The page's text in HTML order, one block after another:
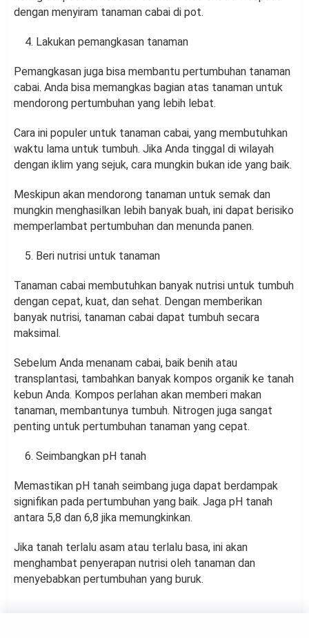
dengan menyiram tanaman cabai di pot.
Lakukan pemangkasan tanaman
Pemangkasan juga bisa membantu pertumbuhan tanaman
cabai. Anda bisa memangkas bagian atas tanaman untuk
mendorong pertumbuhan yang lebih lebat.
Cara ini populer untuk tanaman cabai, yang membutuhkan
waktu lama untuk tumbuh. Jika Anda tinggal di wilayah
dengan iklim yang sejuk, cara mungkin bukan ide yang baik.
Meskipun akan mendorong tanaman untuk semak dan
mungkin menghasilkan lebih banyak buah, ini dapat berisiko
memperlambat pertumbuhan dan menunda panen.
Beri nutrisi untuk tanaman
Tanaman cabai membutuhkan banyak nutrisi untuk tumbuh
dengan cepat, kuat, dan sehat. Dengan memberikan
banyak nutrisi, tanaman cabai dapat tumbuh secara
maksimal.
Sebelum Anda menanam cabai, baik benih atau
transplantasi, tambahkan banyak kompos organik ke tanah
kebun Anda. Kompos perlahan akan memberi makan
tanaman, membantunya tumbuh. Nitrogen juga sangat
penting untuk pertumbuhan tanaman yang cepat.
Seimbangkan pH tanah
Memastikan pH tanah seimbang juga dapat berdampak
signifikan pada pertumbuhan yang baik. Jaga pH tanah
antara 5,8 dan 6,8 jika memungkinkan.
Jika tanah terlalu asam atau terlalu basa, ini akan
menghambat penyerapan nutrisi oleh tanaman dan
menyebabkan pertumbuhan yang buruk.